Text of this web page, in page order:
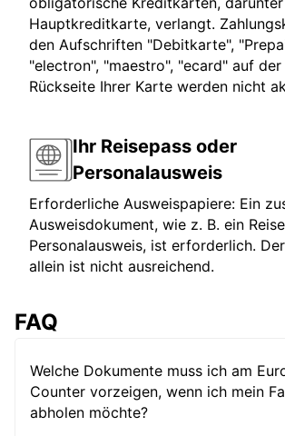
Hauptkreditkarte, verlangt.
den Aufschriften "Debitkarte",
"electron", "maestro", "ecard" auf
Rückseite Ihrer Karte werden nicht
Ihr Reisepass oder
Personalausweis
Erforderliche Ausweispapiere: Ein
Ausweisdokument, wie z. B. ein
Personalausweis, ist erforderlich.
allein ist nicht ausreichend.
FAQ
Welche Dokumente muss ich am
Counter vorzeigen, wenn ich mein
abholen möchte?